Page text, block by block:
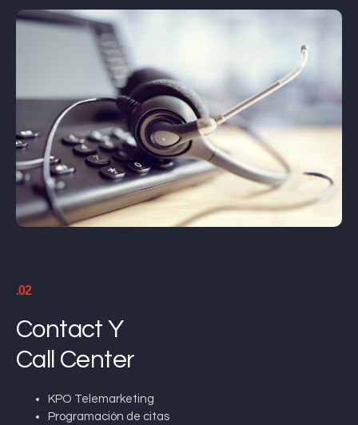
.02
Contact Y
Call Center
KPO Telemarketing
Programación de citas